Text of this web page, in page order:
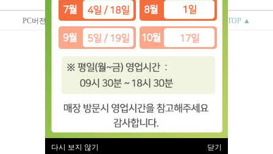
PC버전 상점정보 이용안내 TOP ▲
(주)한독인터네셔널
대표 : 오상배 ㅣ 개인정보 보호 책임자 : 오상배
사업자 등록번호 : 129-81-79618
통신판매업신고번호 : 제 2014-서울서초-0781호
전화 : 02-522-0869
(서초동 1585-10번지 2층)
이용약관| 개인정보처리방침
유럽악기 ⓒ All rights reserved.
다시 보지 않기 닫기